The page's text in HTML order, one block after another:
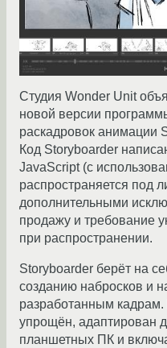
Студия Wonder Unit
новой версии
раскадровок анимации
Код Storyboarder
JavaScript (с
распространяется под
дополнительными
продажу и требование
при распространении.
Storyboarder берёт на
созданию набросков и
разработанным
упрощён, адаптирован
планшетных ПК и